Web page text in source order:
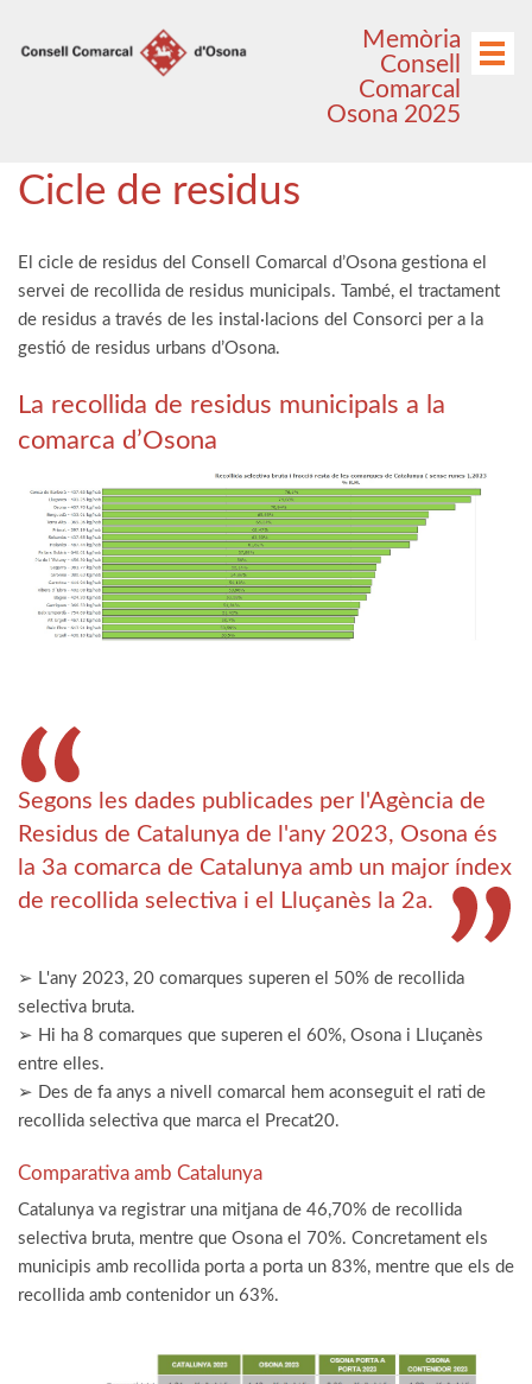
Menú
Memòria
Consell
Comarcal
Osona 2025
Cicle de residus
El cicle de residus del Consell Comarcal d’Osona gestiona el
servei de recollida de residus municipals. També, el tractament
de residus a través de les instal·lacions del Consorci per a la
gestió de residus urbans d’Osona.
La recollida de residus municipals a la
comarca d’Osona
Segons les dades publicades per l'Agència de
Residus de Catalunya de l'any 2023, Osona és
la 3a comarca de Catalunya amb un major índex
de recollida selectiva i el Lluçanès la 2a.
➢ L'any 2023, 20 comarques superen el 50% de recollida
selectiva bruta.
➢ Hi ha 8 comarques que superen el 60%, Osona i Lluçanès
entre elles.
➢ Des de fa anys a nivell comarcal hem aconseguit el rati de
recollida selectiva que marca el Precat20.
Comparativa amb Catalunya
Catalunya va registrar una mitjana de 46,70% de recollida
selectiva bruta, mentre que Osona el 70%. Concretament els
municipis amb recollida porta a porta un 83%, mentre que els de
recollida amb contenidor un 63%.